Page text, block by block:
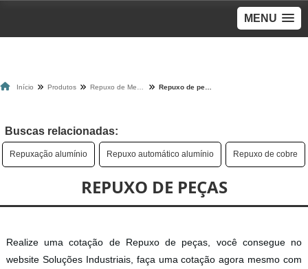
MENU
Início Produtos
Buscas relacionadas:
Repuxação alumínio Repuxo automático alumínio Repuxo de cobre
REPUXO DE PEÇAS
Realize uma cotação de Repuxo de peças, você consegue no
website Soluções Industriais, faça uma cotação agora mesmo com